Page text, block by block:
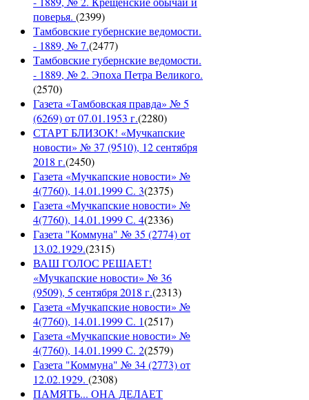
поверья. (2399)
Тамбовские губернские ведомости.
- 1889, № 7.(2477)
Тамбовские губернские ведомости.
- 1889, № 2. Эпоха Петра Великого.
(2570)
Газета «Тамбовская правда» № 5
(6269) от 07.01.1953 г.(2280)
СТАРТ БЛИЗОК! «Мучкапские
новости» № 37 (9510), 12 сентября
2018 г.(2450)
Газета «Мучкапские новости» №
4(7760), 14.01.1999 С. 3(2375)
Газета «Мучкапские новости» №
4(7760), 14.01.1999 С. 4(2336)
Газета "Коммуна" № 35 (2774) от
13.02.1929.(2315)
ВАШ ГОЛОС РЕШАЕТ!
«Мучкапские новости» № 36
(9509), 5 сентября 2018 г.(2313)
Газета «Мучкапские новости» №
4(7760), 14.01.1999 С. 1(2517)
Газета «Мучкапские новости» №
4(7760), 14.01.1999 С. 2(2579)
Газета "Коммуна" № 34 (2773) от
12.02.1929. (2308)
ПАМЯТЬ... ОНА ДЕЛАЕТ